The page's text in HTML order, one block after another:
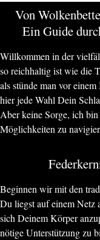
Von
Ein Guide
Willkommen in der
so reichhaltig ist wie die
als stünde man vor
hier jede Wahl Dein
Aber keine Sorge, ich
Möglichkeiten zu
Beginnen wir mit den
Du liegst auf einem Netz
sich Deinem Körper
nötige Unterstützung zu